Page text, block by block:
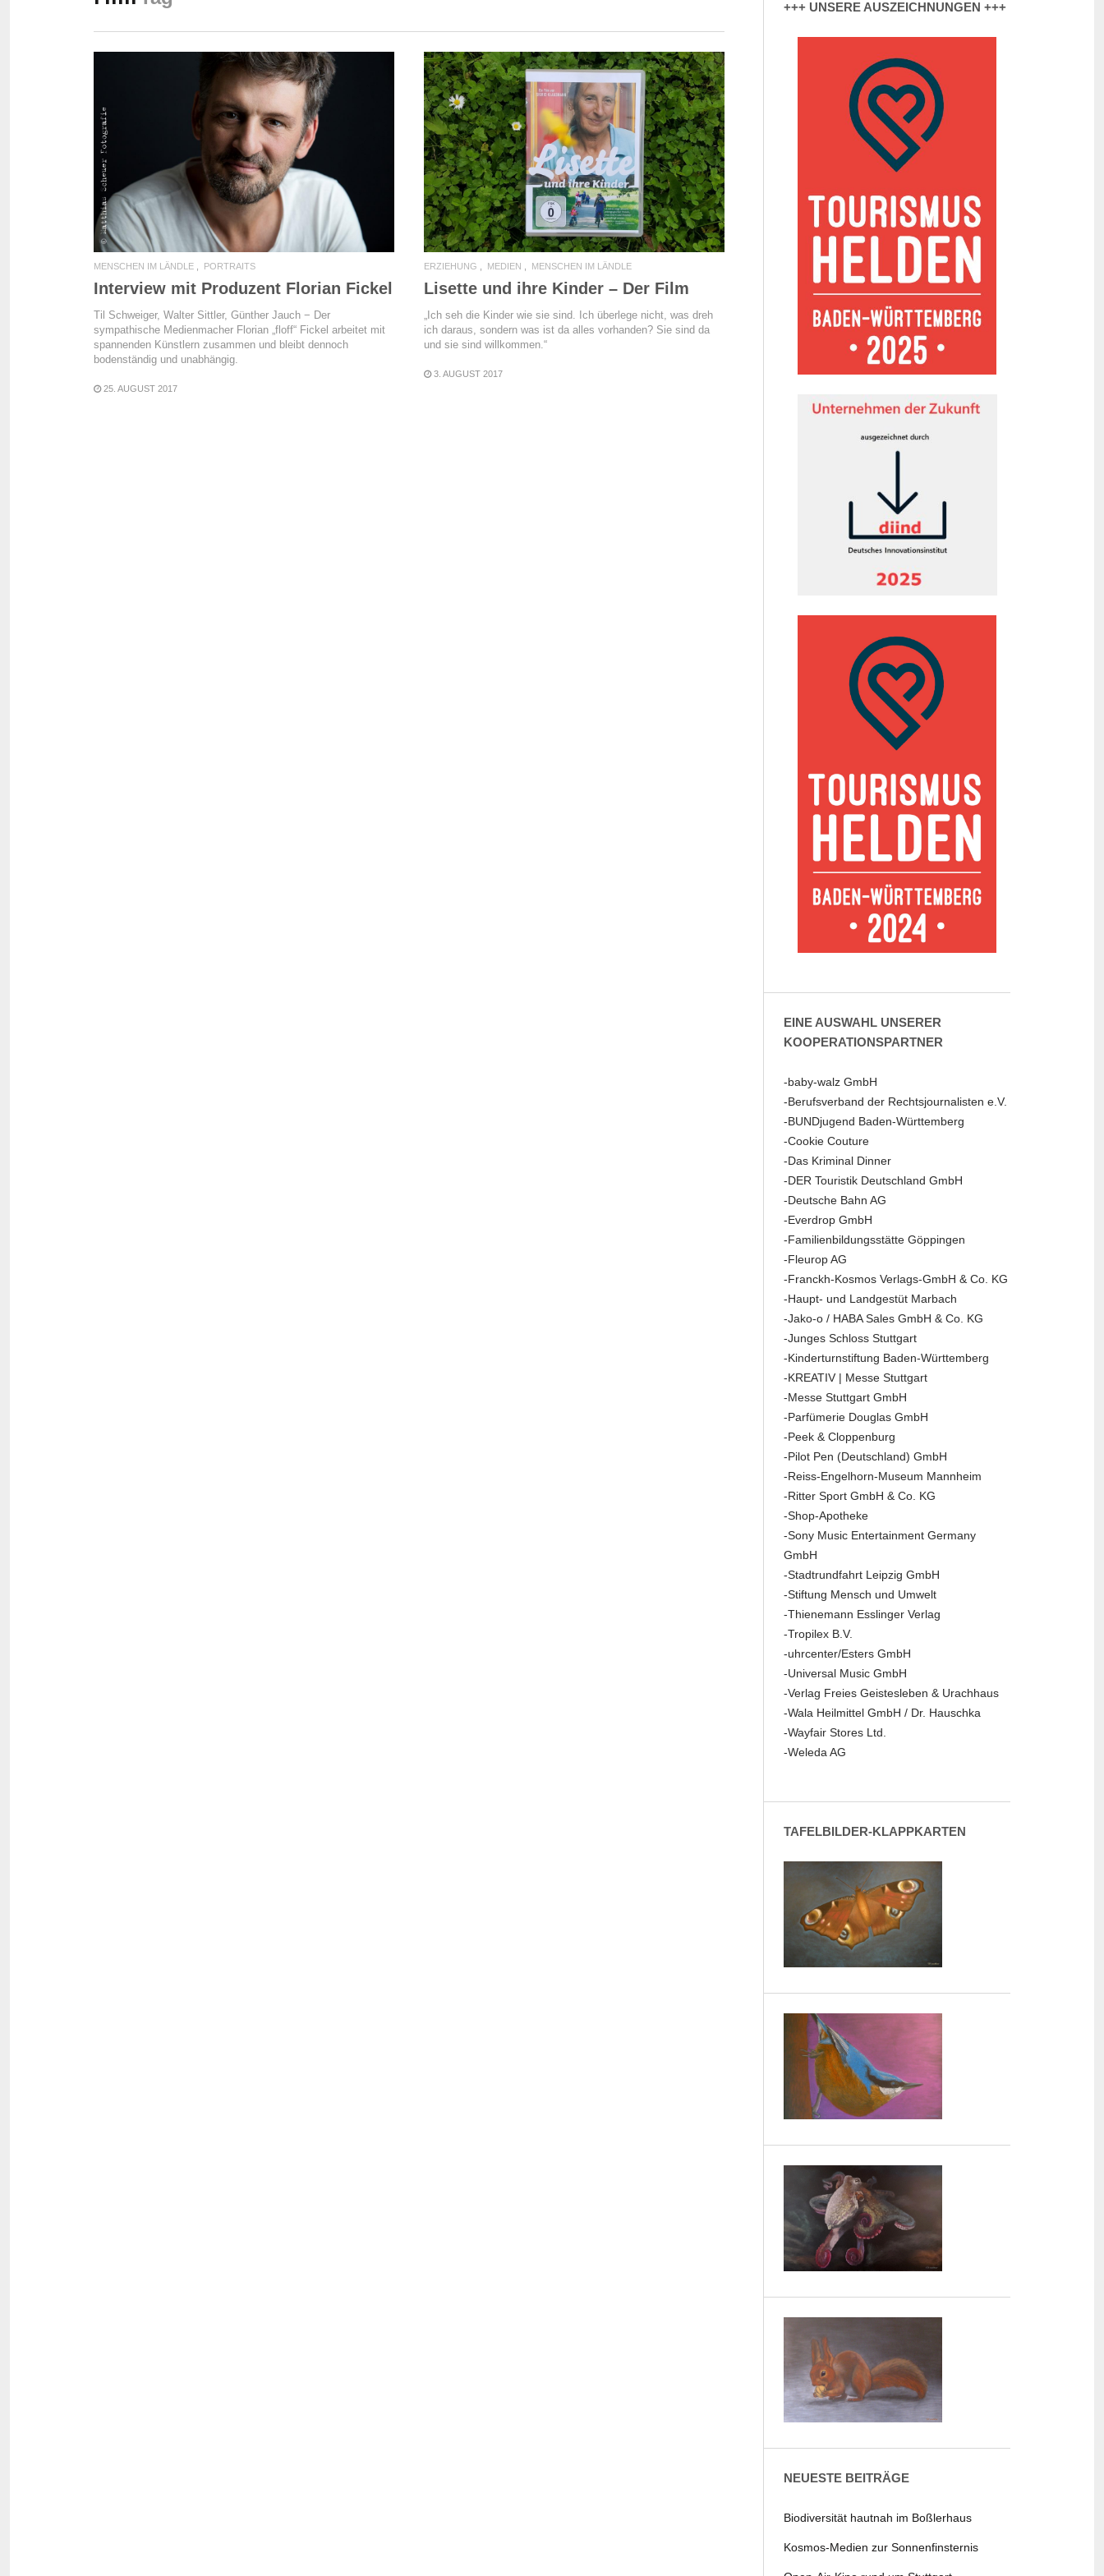
READ MORE
MENSCHEN IM LÄNDLE PORTRAITS
Interview mit Produzent Florian Fickel
Til Schweiger, Walter Sittler, Günther Jauch − Der
sympathische Medienmacher Florian „floff“ Fickel arbeitet mit
spannenden Künstlern zusammen und bleibt dennoch
bodenständig und unabhängig.
25. AUGUST 2017
READ MORE
ERZIEHUNG MEDIEN MENSCHEN IM LÄNDLE
Lisette und ihre Kinder – Der Film
„Ich seh die Kinder wie sie sind. Ich überlege nicht, was dreh
ich daraus, sondern was ist da alles vorhanden? Sie sind da
und sie sind willkommen.“
3. AUGUST 2017
+++ UNSERE AUSZEICHNUNGEN +++
EINE AUSWAHL UNSERER
KOOPERATIONSPARTNER
-baby-walz GmbH
-Berufsverband der Rechtsjournalisten e.V.
-BUNDjugend Baden-Württemberg
-Cookie Couture
-Das Kriminal Dinner
-DER Touristik Deutschland GmbH
-Deutsche Bahn AG
-Everdrop GmbH
-Familienbildungsstätte Göppingen
-Fleurop AG
-Franckh-Kosmos Verlags-GmbH & Co. KG
-Haupt- und Landgestüt Marbach
-Jako-o / HABA Sales GmbH & Co. KG
-Junges Schloss Stuttgart
-Kinderturnstiftung Baden-Württemberg
-KREATIV | Messe Stuttgart
-Messe Stuttgart GmbH
-Parfümerie Douglas GmbH
-Peek & Cloppenburg
-Pilot Pen (Deutschland) GmbH
-Reiss-Engelhorn-Museum Mannheim
-Ritter Sport GmbH & Co. KG
-Shop-Apotheke
-Sony Music Entertainment Germany
GmbH
-Stadtrundfahrt Leipzig GmbH
-Stiftung Mensch und Umwelt
-Thienemann Esslinger Verlag
-Tropilex B.V.
-uhrcenter/Esters GmbH
-Universal Music GmbH
-Verlag Freies Geistesleben & Urachhaus
-Wala Heilmittel GmbH / Dr. Hauschka
-Wayfair Stores Ltd.
-Weleda AG
TAFELBILDER-KLAPPKARTEN
NEUESTE BEITRÄGE
Biodiversität hautnah im Boßlerhaus
Kosmos-Medien zur Sonnenfinsternis